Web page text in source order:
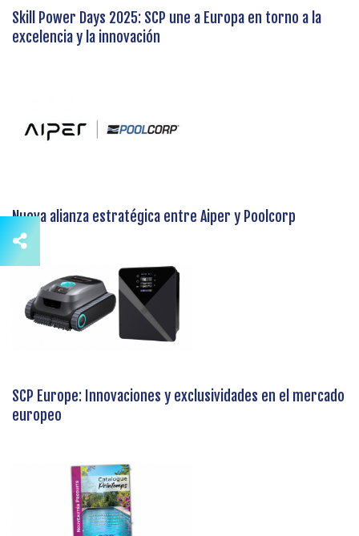
Skill Power Days 2025: SCP une a Europa en torno a la
excelencia y la innovación
Nueva alianza estratégica entre Aiper y Poolcorp
SCP Europe: Innovaciones y exclusividades en el mercado
europeo